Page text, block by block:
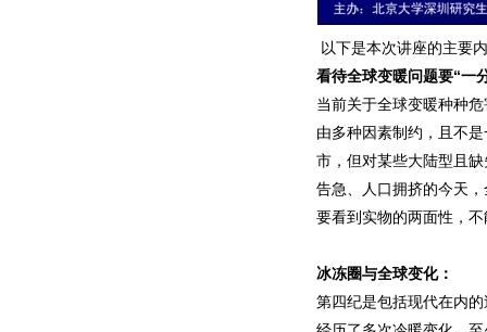
以下是本次讲座的主要
看待全球变暖问题要“一
当前关于全球变暖种种
由多种因素制约，且不
市，但对某些大陆型且
告急、人口拥挤的今天
要看到实物的两面性，
冰冻圈与全球变化：
第四纪是包括现代在内